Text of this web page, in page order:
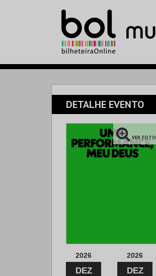
DETALHE EVENTO
VER FOTO
2026
DEZ
2026
DEZ